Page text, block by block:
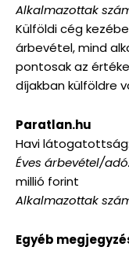
Alkalmazottak
Külföldi cég
árbevétel, mind
pontosak az
díjakban külföldre
Paratlan.hu
Havi
Éves árbevétel/
millió forint
Alkalmazottak
Egyéb